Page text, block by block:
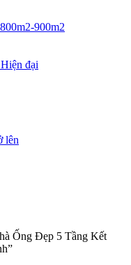
900m2
đại
lên
Ống Đẹp 5 Tầng Kết